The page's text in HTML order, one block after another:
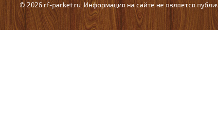
© 2026 rf-parket.ru. Информация на сайте не является